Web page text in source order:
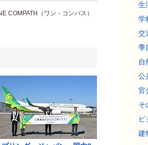
COMPATH（ワン・コンパス）
生
学
交
季
自
公
官
そ
ビ
建